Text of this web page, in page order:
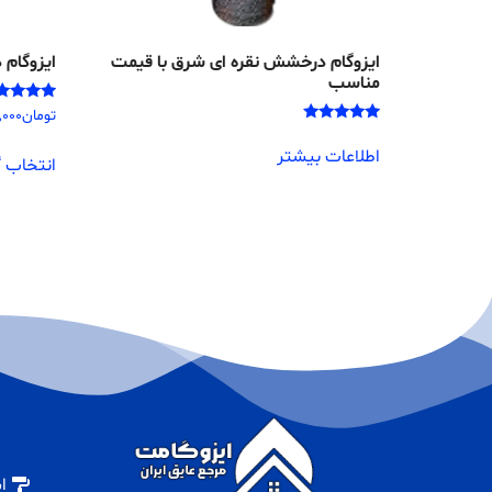
ایزوگام درخشش نقره ای شرق با قیمت
مناسب
5.00
از 5
اطلاعات بیشتر
امتیاز
4.17
تومان
انتخاب